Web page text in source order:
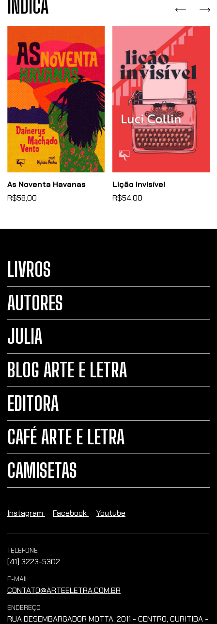
INDICA
As Noventa Havanas
R$58,00
Lição Invisível
R$54,00
LIVROS
AUTORES
JULIA
BLOG ARTE E LETRA
EDITORA
CAFÉ ARTE E LETRA
CAMISETAS
Instagram Facebook Youtube
TELEFONE
(41) 3223-5302
E-MAIL
CONTATO@ARTEELETRA.COM.BR
ENDEREÇO
RUA DESEMBARGADOR MOTTA, 2011 - CENTRO, CURITIBA -